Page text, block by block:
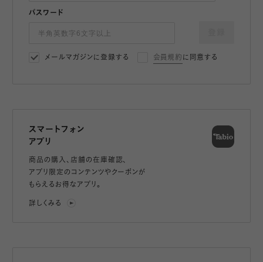
パスワード
メールマガジンに登録する 会員規約 に同意する
スマートフォン
アプリ
商品の購入、店舗の在庫確認、
アプリ限定のコンテンツやクーポンが
もらえるお得なアプリ。
詳しくみる